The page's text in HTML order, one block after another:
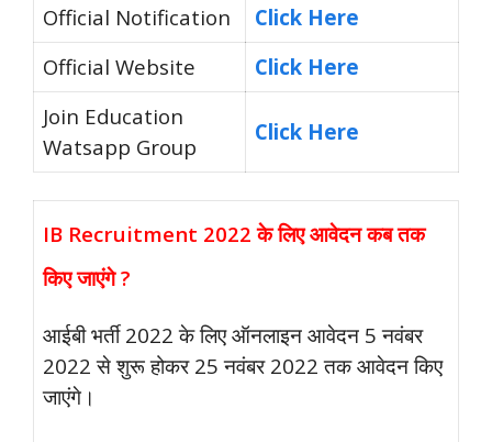
Official Notification
Click Here
Official Website
Click Here
Join Education
Watsapp Group
Click Here
IB Recruitment 2022 के लिए आवेदन कब तक
किए जाएंगे ?
आईबी भर्ती 2022 के लिए ऑनलाइन आवेदन 5 नवंबर
2022 से शुरू होकर 25 नवंबर 2022 तक आवेदन किए
जाएंगे।